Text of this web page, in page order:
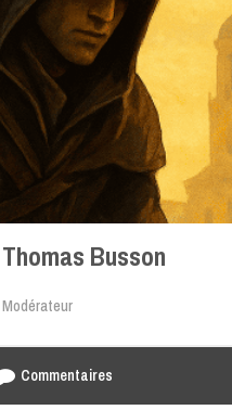
Thomas Busson
Modérateur
Commentaires